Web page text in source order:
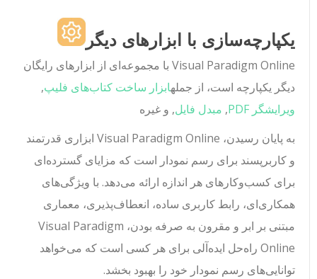
یکپارچه‌سازی با ابزارهای دیگر
Visual Paradigm Online با مجموعه‌ای از ابزارهای رایگان
دیگر یکپارچه است، از جملهابزار ساخت کتاب‌های فلیپ,
ویرایشگر PDF
,مبدل فایل, و غیره
به پایان رسیدن، Visual Paradigm Online ابزاری قدرتمند
و کاربرپسند برای رسم نمودار است که مزایای گسترده‌ای
برای کسب‌وکارهای هر اندازه ارائه می‌دهد. با ویژگی‌های
همکاری‌ای، رابط کاربری ساده، انعطاف‌پذیری، معماری
مبتنی بر ابر و مقرون به صرفه بودن، Visual Paradigm
Online راه‌حل ایده‌آلی برای هر کسی است که می‌خواهد
توانایی‌های رسم نمودار خود را بهبود بخشد.